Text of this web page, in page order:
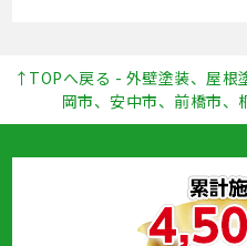
↑TOPへ戻る - 外壁塗装、屋根
岡市、安中市、前橋市、